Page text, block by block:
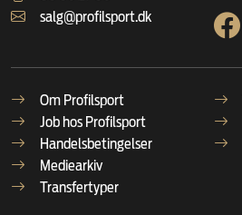
salg@profilsport.dk
Om Profilsport
Job hos Profilsport
Handelsbetingelser
Mediearkiv
Transfertyper